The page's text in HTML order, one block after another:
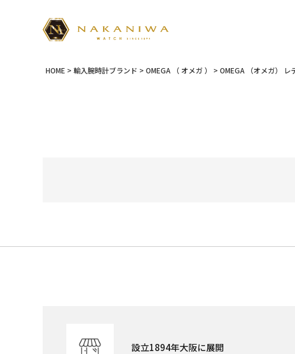
HOME 輸入腕時計ブランド OMEGA （ オメガ ） OMEGA （オメガ） レ
設立1894年大阪に展開